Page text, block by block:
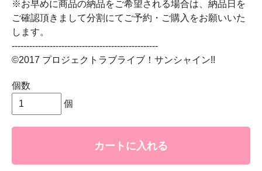
※お早めに商品の納品をご希望される場合は、納品日を
ご確認頂きまして分割にてご予約・ご購入をお願いいた
します。
--------------------------------------------------
©2017 プロジェクトラブライブ！サンシャイン!!
個数
個
カートに入れる